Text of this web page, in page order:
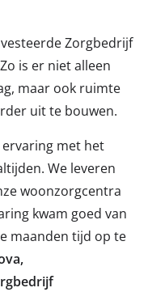
Zorgbedrijf
is er niet alleen
maar ook ruimte
uit te bouwen.
ervaring met het
We leveren
woonzorgcentra
kwam goed van
maanden tijd op te